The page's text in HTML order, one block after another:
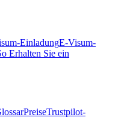
EinladungE-Visum-
Erhalten Sie ein
PreiseTrustpilot-